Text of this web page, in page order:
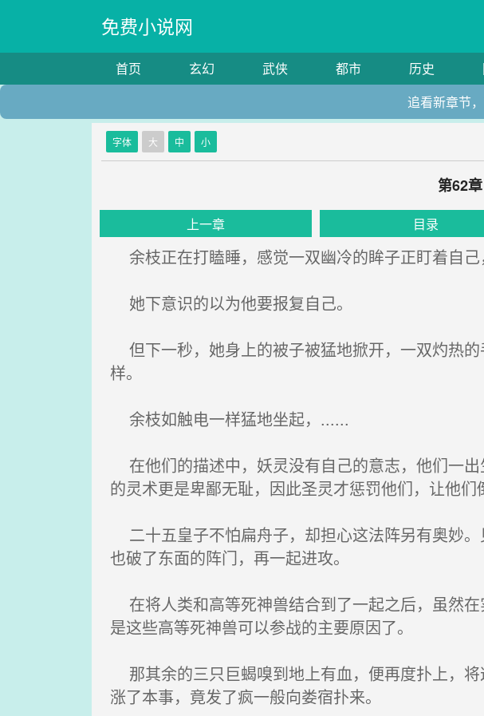
免费小说网
首页 玄幻 武侠 都市 历史
追看新章节
字体 大 中 小
第62
上一章 目录
余枝正在打瞌睡，感觉一双幽冷的眸子正盯着自己
她下意识的以为他要报复自己。
但下一秒，她身上的被子被猛地掀开，一双灼热
样。
余枝如触电一样猛地坐起，......
在他们的描述中，妖灵没有自己的意志，他们一
的灵术更是卑鄙无耻，因此圣灵才惩罚他们，让他们
二十五皇子不怕扁舟子，却担心这法阵另有奥妙
也破了东面的阵门，再一起进攻。
在将人类和高等死神兽结合到了一起之后，虽然
是这些高等死神兽可以参战的主要原因了。
那其余的三只巨蝎嗅到地上有血，便再度扑上，
涨了本事，竟发了疯一般向娄宿扑来。